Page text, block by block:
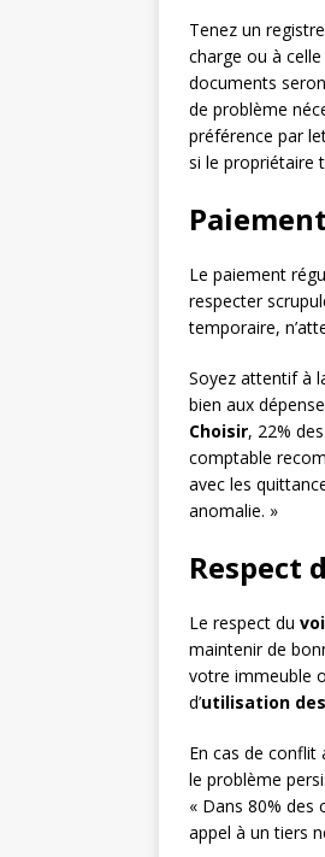
Tenez un
charge ou à
documents
de problème
préférence par
si le propriétaire
Le paiement
respecter
temporaire,
Soyez attentif à
bien aux
Choisir, 22%
comptable
avec les
anomalie. »
Respect
Le respect du
maintenir de
votre immeuble
d’utilisation
En cas de conflit
le problème
« Dans 80% des
appel à un tiers